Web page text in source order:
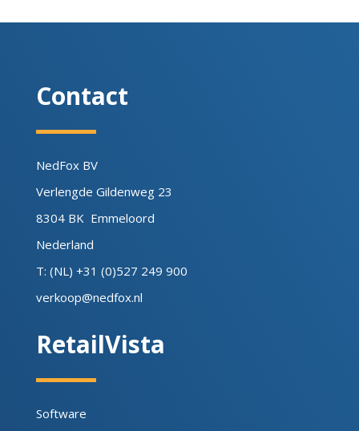
Contact
NedFox BV
Verlengde Gildenweg 23
8304 BK Emmeloord
Nederland
T: (NL) +31 (0)527 249 900
verkoop@nedfox.nl
RetailVista
Software